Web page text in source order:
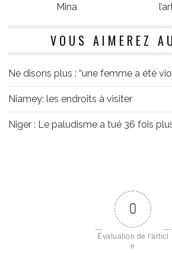
Mina
VOUS AIMEREZ
Ne disons plus : “une femme a été
Niamey: les endroits à visiter
Niger : Le paludisme a tué 36 fois
0
Évaluation de l'articl
e